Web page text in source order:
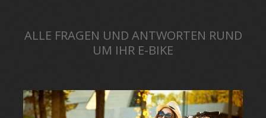
ALLE FRAGEN UND ANTWORTEN RUND
UM IHR E-BIKE